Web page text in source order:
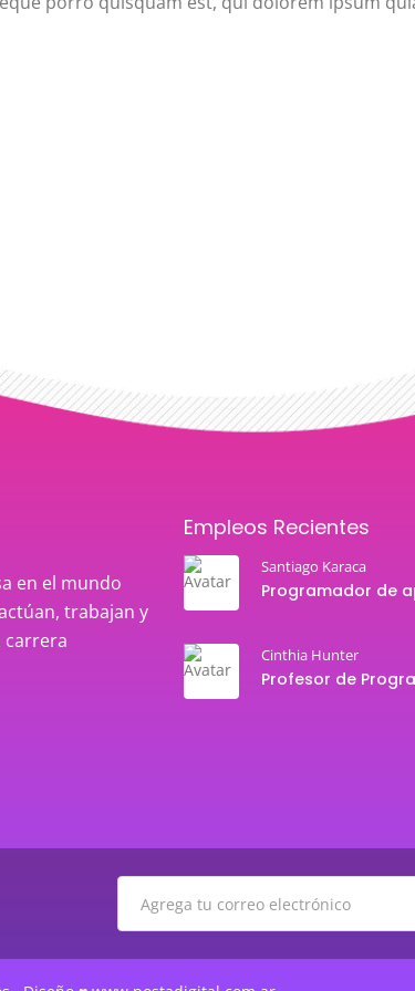
en el mundo
trabajan y
carrera
Empleos Recientes
Santiago Karaca
Cinthia Hunter